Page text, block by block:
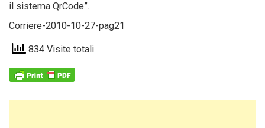
il sistema QrCode”.
Corriere-2010-10-27-pag21
834 Visite totali